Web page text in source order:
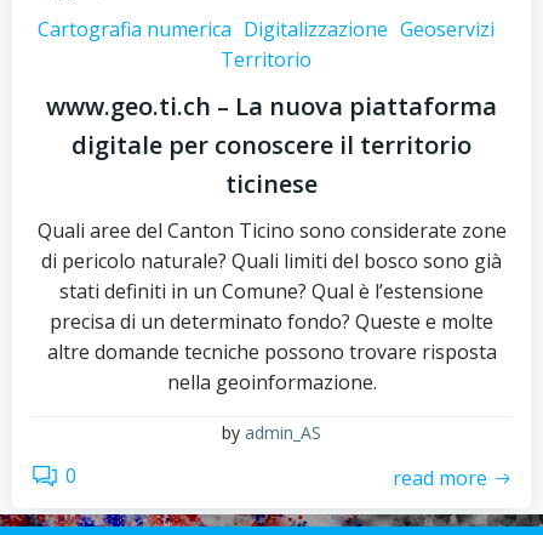
Cartografia numerica Digitalizzazione Geoservizi
Territorio
www.geo.ti.ch – La nuova piattaforma
digitale per conoscere il territorio
ticinese
Quali aree del Canton Ticino sono considerate zone
di pericolo naturale? Quali limiti del bosco sono già
stati definiti in un Comune? Qual è l’estensione
precisa di un determinato fondo? Queste e molte
altre domande tecniche possono trovare risposta
nella geoinformazione.
by admin_AS
0 read more